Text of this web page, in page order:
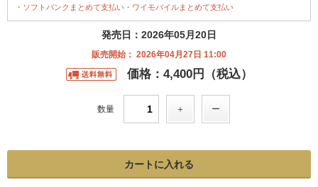
・ソフトバンクまとめて支払い・ワイモバイルまとめて支払い
発売日：2026年05月20日
販売開始： 2026年04月27日 11:00
価格：4,400円（税込）
数量